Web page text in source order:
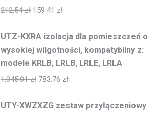
212.54zł 159.41 zł
UTZ-KXRA izolacja dla pomieszczeń o
wysokiej wilgotności, kompatybilny z:
modele KRLB, LRLB, LRLE, LRLA
1,045.01zł 783.76 zł
UTY-XWZXZG zestaw przyłączeniowy